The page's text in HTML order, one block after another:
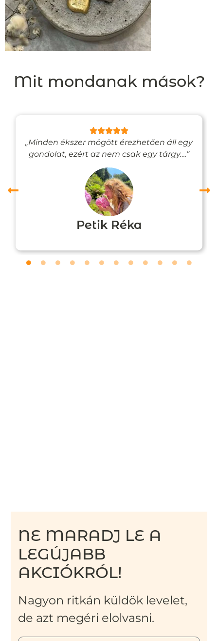
Mit mondanak mások?
„Minden ékszer mögött érezhetően áll egy
gondolat, ezért az nem csak egy tárgy….”
Petik Réka
NE MARADJ LE A
LEGÚJABB
AKCIÓKRÓL!
Nagyon ritkán küldök levelet,
de azt megéri elolvasni.